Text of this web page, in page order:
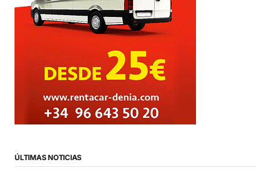
ÚLTIMAS NOTICIAS